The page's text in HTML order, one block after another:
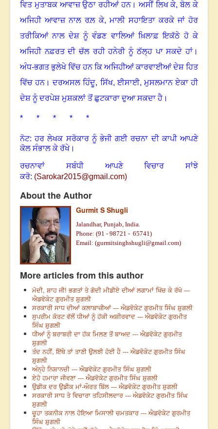
ਵਿਤ ਮੁਤਾਬਕ ਆਵਾਜ਼ ਉਠਾ ਰਹੀਆਂ ਹਨ। ਅਸੀਂ ਲਿਖ ਕੇ,ਬੋਲ ਕੇ
ਅਜਿਹੀ ਆਵਾਜ਼ ਨਾਲ ਰਲ਼ ਕੇ, ਮਾਲੀ ਸਹਾਇਤਾ ਕਰਕੇ ਜਾਂ ਹੋਰ
ਤਰੀਕਿਆਂ ਨਾਲ ਦੇਸ਼ ਨੂੰ ਵੰਡਣ ਵਾਲਿਆਂ ਖ਼ਿਲਾਫ਼ ਇਕੱਠੇ ਹੋ ਕੇ
ਅਜਿਹੀ ਨਫ਼ਰਤ ਦੀ ਚੱਲ ਰਹੀ ਹਨੇਰੀ ਨੂੰ ਠੱਲ੍ਹ ਪਾ ਸਕਦੇ ਹਾਂ ।
ਅੰਧ-ਭਗਤ ਭੁਲੇਖੇ ਵਿੱਚ ਹਨ ਕਿ ਅਜਿਹੀਆਂ ਕਾਰਵਾਈਆਂ ਦੇਸ਼ ਹਿਤ
ਵਿੱਚ ਹਨ।ਦਰਅਸਲ ਹਿੰਦੂ, ਸਿੱਖ,ਈਸਾਈ, ਮੁਸਲਮਾਨ ਏਕਾ ਹੀ
ਦੇਸ਼ ਨੂੰ ਦਰਪੇਸ਼ ਮੁਸ਼ਕਲਾਂ ਤੋਂ ਛੁਟਕਾਰਾ ਦੁਆ ਸਕਦਾ ਹੈ ।
* * * * *
ਨੋਟ: ਹਰ ਲੇਖਕ ਸਰੋਕਾਰ ਨੂੰ ਭੇਜੀ ਗਈ ਰਚਨਾ ਦੀ ਕਾਪੀ ਆਪਣੇ
ਕੋਲ ਸੰਭਾਲ ਕੇ ਰੱਖੇ।
ਰਚਨਾਵਾਂ ਸਬੰਧੀ ਆਪਣੇ ਵਿਚਾਰ ਸਾਂਝੇ
ਕਰੋ: (Sarokar2015@gmail.com)
About the Author
Gurmit S Shugli
Jalandhar, Punjab, India.
Phone: (91 - 98721 - 65741)
Email: (gurmitsinghshugli@gmail.com)
More articles from this author
ਮੋਦੀ, ਸ਼ਾਹ ਜੀ! ਭਗਤਾਂ ਤੇ ਗੋਦੀ ਮੀਡੀਏ ਦੀਆਂ ਲਗਾਮਾਂ ਖਿੱਚ ਕੇ ਰੱਖੋ ---
ਐਡਵੋਕੇਟ ਗੁਰਮੀਤ ਸ਼ੁਗਲੀ
ਸਰਕਾਰੀ ਸਾਧ ਦੀਆਂ ਕਲਾਬਾਜ਼ੀਆਂ --- ਐਡਵੋਕੇਟ ਗੁਰਮੀਤ ਸਿੰਘ ਸ਼ੁਗਲੀ
ਸੁਪਰੀਮ ਕੋਰਟ ਵੱਲੋਂ ਧੀਆਂ ਨੂੰ ਹੱਕੀ ਅਸ਼ੀਰਵਾਦ --- ਐਡਵੋਕੇਟ ਗੁਰਮੀਤ
ਸਿੰਘ ਸ਼ੁਗਲੀ
ਧੀਆਂ ਨੂੰ ਬਰਾਬਰੀ ਦਾ ਹੱਕ ਮਿਲਣ ਤੋਂ ਬਾਅਦ --- ਐਡਵੋਕੇਟ ਗੁਰਮੀਤ
ਸ਼ੁਗਲੀ
ਤੰਦ ਨਹੀਂ, ਇੱਥੇ ਤਾਂ ਤਾਣੀ ਉਲਝੀ ਹੋਈ ਹੈ --- ਐਡਵੋਕੇਟ ਗੁਰਮੀਤ ਸਿੰਘ
ਸ਼ੁਗਲੀ
ਅੰਨ੍ਹੇ ਨਿਸ਼ਾਨਚੀ --- ਐਡਵੋਕੇਟ ਗੁਰਮੀਤ ਸਿੰਘ ਸ਼ੁਗਲੀ
ਏਹੋ ਹਮਾਰਾ ਜੀਵਣਾ --- ਐਡਵੋਕੇਟ ਗੁਰਮੀਤ ਸਿੰਘ ਸ਼ੁਗਲੀ
ਉਡੀਕ ਦਰ ਉਡੀਕ ਮਾਂ-ਔਰਤ ਬਿੱਲ --- ਐਡਵੋਕੇਟ ਗੁਰਮੀਤ ਸ਼ੁਗਲੀ
ਸਰਕਾਰੀ ਸਾਧ ਤੇ ਵਿਚਾਰਾ ਤਹਿਸੀਲਦਾਰ --- ਐਡਵੋਕੇਟ ਗੁਰਮੀਤ ਸਿੰਘ
ਸ਼ੁਗਲੀ
ਚੂਹਾ ਤਕਨੀਕ ਨਾਲ ਹੋਇਆ ਮਿਸਾਲੀ ਚਮਤਕਾਰ --- ਐਡਵੋਕੇਟ ਗੁਰਮੀਤ
ਸਿੰਘ ਸ਼ੁਗਲੀ